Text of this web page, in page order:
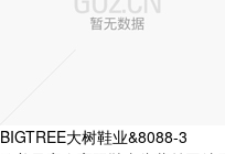
BIGTREE大树鞋业&8088-3